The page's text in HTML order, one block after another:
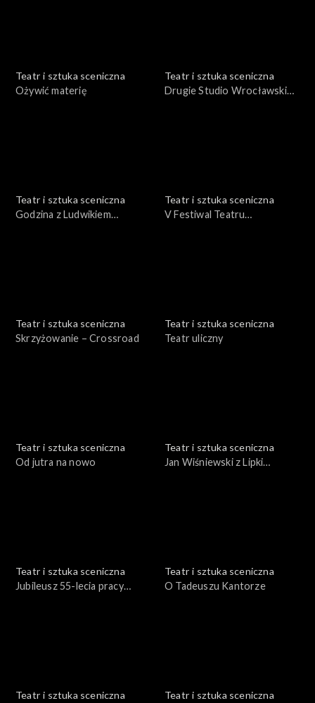
Teatr i sztuka sceniczna
Ożywić materię
Teatr i sztuka sceniczna
Drugie Studio Wrocławskie -
Teatr i sztuka sceniczna
Godzina z Ludwikiem
Teatr i sztuka sceniczna
V Festiwal Teatru
Teatr i sztuka sceniczna
Skrzyżowanie – Crossroad
Teatr i sztuka sceniczna
Teatr uliczny
Teatr i sztuka sceniczna
Od jutra na nowo
Teatr i sztuka sceniczna
Jan Wiśniewski z Lipki
Teatr i sztuka sceniczna
Jubileusz 55-lecia pracy
Teatr i sztuka sceniczna
O Tadeuszu Kantorze
Teatr i sztuka sceniczna
Teatr i sztuka sceniczna